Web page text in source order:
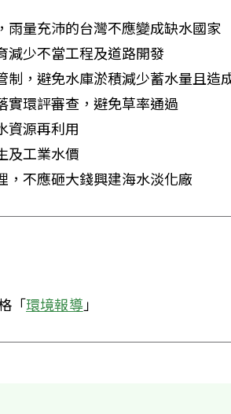
雨量充沛的台灣不應變成缺水國家
減少不當工程及道路開發
制，避免水庫淤積減少蓄水量且造
實環評審查，避免草率通過
資源再利用
及工業水價
，不應砸大錢興建海水淡化廠
「環境報導」